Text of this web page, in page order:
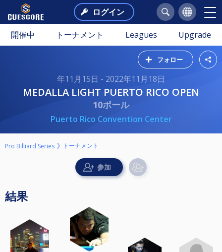
ログイン
開催中 トーナメント Leagues Upgrade
フォロー
年11月15日 - 2022年11月18日
MEDALLA LIGHT PUERTO RICO OPEN
10ボール
Puerto Rico Convention Center
Pro Billiard Series トーナメント
結果